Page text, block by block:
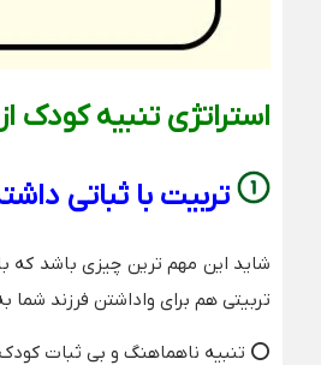
استراتژی تنبیه کودک
تربیت با ثباتی
شاید این مهم ترین چیزی باشد که
تربیتی هم برای واداشتن فرزند
⭕ تنبیه ناهماهنگ و بی ثبات